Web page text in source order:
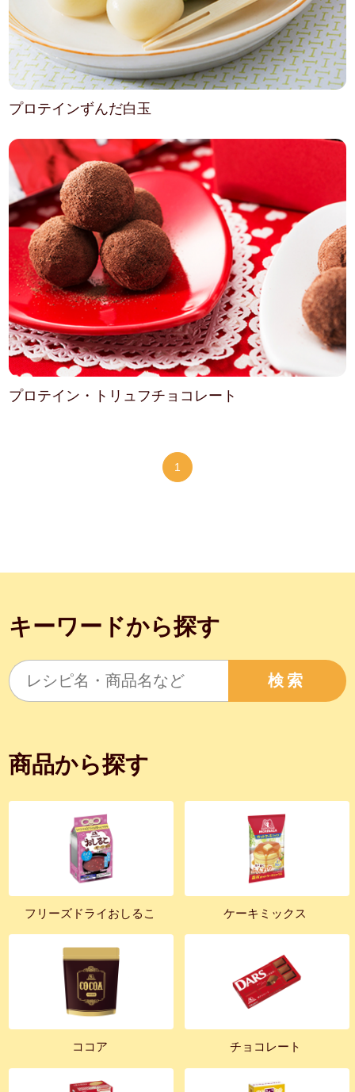
プロテインずんだ白玉
プロテイン・トリュフチョコレート
1
キーワードから探す
検索
商品から探す
フリーズドライおしるこ ケーキミックス
ココア チョコレート